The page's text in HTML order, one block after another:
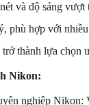
và độ sáng vượt
phù hợp với
thành lựa chọn
Nikon:
nghiệp Nikon: